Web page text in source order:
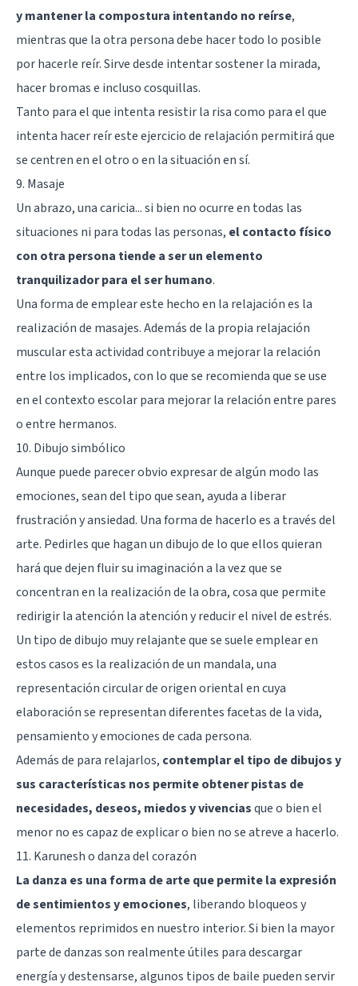
y mantener la compostura intentando no reírse,
mientras que la otra persona debe hacer todo lo posible
por hacerle reír. Sirve desde intentar sostener la mirada,
hacer bromas e incluso cosquillas.
Tanto para el que intenta resistir la risa como para el que
intenta hacer reír este ejercicio de relajación permitirá que
se centren en el otro o en la situación en sí.
9. Masaje
Un abrazo, una caricia... si bien no ocurre en todas las
situaciones ni para todas las personas, el contacto físico
con otra persona tiende a ser un elemento
tranquilizador para el ser humano.
Una forma de emplear este hecho en la relajación es la
realización de masajes. Además de la propia relajación
muscular esta actividad contribuye a mejorar la relación
entre los implicados, con lo que se recomienda que se use
en el contexto escolar para mejorar la relación entre pares
o entre hermanos.
10. Dibujo simbólico
Aunque puede parecer obvio expresar de algún modo las
emociones, sean del tipo que sean, ayuda a liberar
frustración y ansiedad. Una forma de hacerlo es a través del
arte. Pedirles que hagan un dibujo de lo que ellos quieran
hará que dejen fluir su imaginación a la vez que se
concentran en la realización de la obra, cosa que permite
redirigir la atención la atención y reducir el nivel de estrés.
Un tipo de dibujo muy relajante que se suele emplear en
estos casos es la realización de un mandala, una
representación circular de origen oriental en cuya
elaboración se representan diferentes facetas de la vida,
pensamiento y emociones de cada persona.
Además de para relajarlos, contemplar el tipo de dibujos y
sus características nos permite obtener pistas de
necesidades, deseos, miedos y vivenciasque o bien el
menor no es capaz de explicar o bien no se atreve a hacerlo.
11. Karunesh o danza del corazón
La danza es una forma de arte que permite la expresión
de sentimientos y emociones, liberando bloqueos y
elementos reprimidos en nuestro interior. Si bien la mayor
parte de danzas son realmente útiles para descargar
energía y destensarse, algunos tipos de baile pueden servir